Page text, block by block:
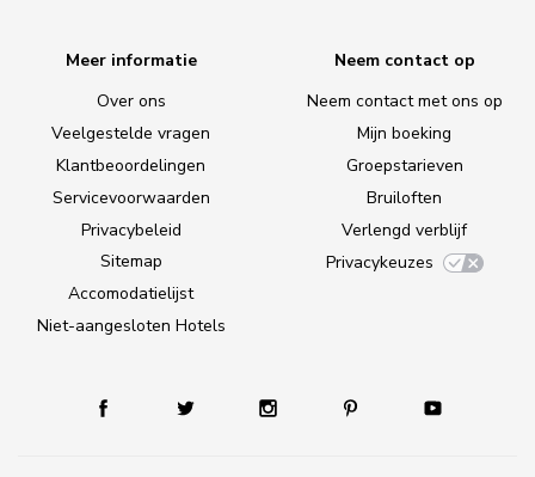
Meer informatie
Over ons
Veelgestelde vragen
Klantbeoordelingen
Servicevoorwaarden
Privacybeleid
Sitemap
Accomodatielijst
Niet-aangesloten Hotels
Neem contact op
Neem contact met ons op
Mijn boeking
Groepstarieven
Bruiloften
Verlengd verblijf
Privacykeuzes